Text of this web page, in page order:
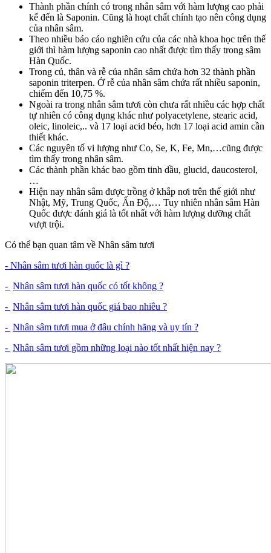
Thành phần chính có trong nhân sâm với hàm lượng cao phải
kể đến là Saponin. Cũng là hoạt chất chính tạo nên công dụng
của nhân sâm.
Theo nhiều báo cáo nghiên cứu của các nhà khoa học trên thế
giới thì hàm lượng saponin cao nhất được tìm thấy trong sâm
Hàn Quốc.
Trong củ, thân và rễ của nhân sâm chứa hơn 32 thành phần
saponin triterpen. Ở rễ của nhân sâm chứa rất nhiều saponin,
chiếm đến 10,75 %.
Ngoài ra trong nhân sâm tươi còn chưa rất nhiều các hợp chất
tự nhiên có công dụng khác như polyacetylene, stearic acid,
oleic, linoleic,.. và 17 loại acid béo, hơn 17 loại acid amin cần
thiết khác.
Các nguyên tố vi lượng như Co, Se, K, Fe, Mn,…cũng được
tìm thấy trong nhân sâm.
Các thành phần khác bao gồm tinh dầu, glucid, daucosterol,
…
Hiện nay nhân sâm được trồng ở khắp nơi trên thế giới như
Nhật, Mỹ, Trung Quốc, Ấn Độ,… Tuy nhiên nhân sâm Hàn
Quốc được đánh giá là tốt nhất với hàm lượng dưỡng chất
vượt trội.
Có thể bạn quan tâm về Nhân sâm tươi
- Nhân sâm tươi hàn quốc là gì ?
- Nhân sâm tươi hàn quốc có tốt không ?
- Nhân sâm tươi hàn quốc giá bao nhiêu ?
- Nhân sâm tươi mua ở đâu chính hãng và uy tín ?
- Nhân sâm tươi gồm những loại nào tốt nhất hiện nay ?